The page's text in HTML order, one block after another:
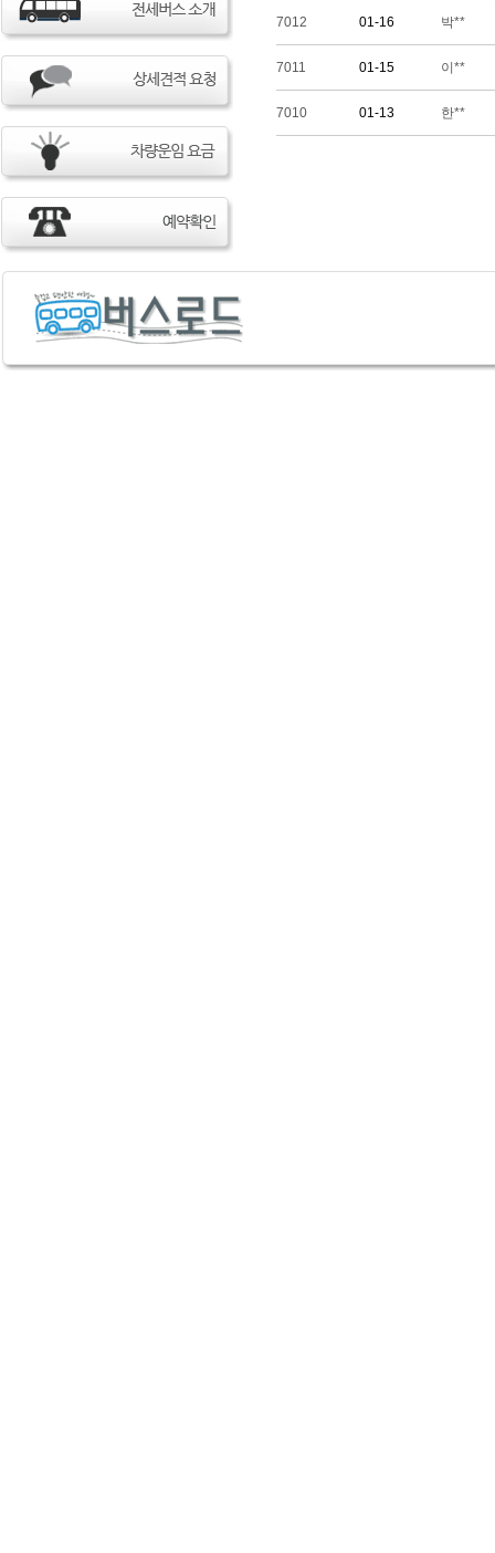
7012 01-16 박**
7011 01-15 이**
7010 01-13 한**